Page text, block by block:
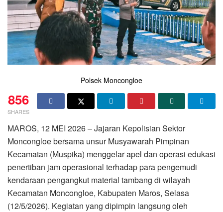
Polsek Moncongloe
856
SHARES
MAROS, 12 MEI 2026 – Jajaran Kepolisian Sektor
Moncongloe bersama unsur Musyawarah Pimpinan
Kecamatan (Muspika) menggelar apel dan operasi edukasi
penertiban jam operasional terhadap para pengemudi
kendaraan pengangkut material tambang di wilayah
Kecamatan Moncongloe, Kabupaten Maros, Selasa
(12/5/2026). Kegiatan yang dipimpin langsung oleh